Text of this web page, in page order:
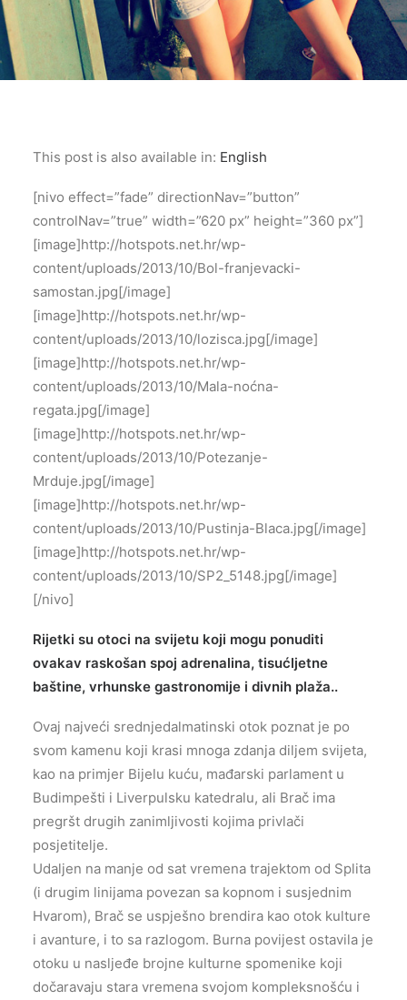
This post is also available in: English
[nivo effect=”fade” directionNav=”button”
controlNav=”true” width=”620 px” height=”360 px”]
[image]http://hotspots.net.hr/wp-
content/uploads/2013/10/Bol-franjevacki-
samostan.jpg[/image]
[image]http://hotspots.net.hr/wp-
content/uploads/2013/10/lozisca.jpg[/image]
[image]http://hotspots.net.hr/wp-
content/uploads/2013/10/Mala-noćna-
regata.jpg[/image]
[image]http://hotspots.net.hr/wp-
content/uploads/2013/10/Potezanje-
Mrduje.jpg[/image]
[image]http://hotspots.net.hr/wp-
content/uploads/2013/10/Pustinja-Blaca.jpg[/image]
[image]http://hotspots.net.hr/wp-
content/uploads/2013/10/SP2_5148.jpg[/image]
[/nivo]
Rijetki su otoci na svijetu koji mogu ponuditi
ovakav raskošan spoj adrenalina, tisućljetne
baštine, vrhunske gastronomije i divnih plaža..
Ovaj najveći srednjedalmatinski otok poznat je po
svom kamenu koji krasi mnoga zdanja diljem svijeta,
kao na primjer Bijelu kuću, mađarski parlament u
Budimpešti i Liverpulsku katedralu, ali Brač ima
pregršt drugih zanimljivosti kojima privlači
posjetitelje.
Udaljen na manje od sat vremena trajektom od Splita
(i drugim linijama povezan sa kopnom i susjednim
Hvarom), Brač se uspješno brendira kao otok kulture
i avanture, i to sa razlogom. Burna povijest ostavila je
otoku u nasljeđe brojne kulturne spomenike koji
dočaravaju stara vremena svojom kompleksnošću i